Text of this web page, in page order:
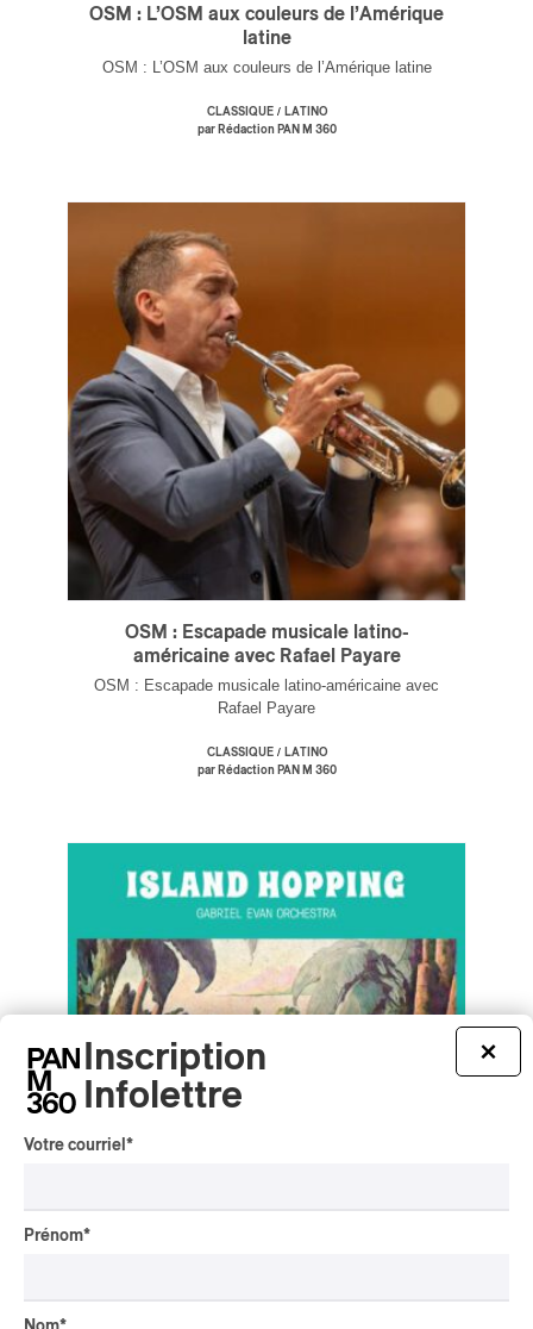
OSM : L’OSM aux couleurs de l’Amérique
latine
OSM : L’OSM aux couleurs de l’Amérique latine
CLASSIQUE/ LATINO
par Rédaction PAN M 360
OSM : Escapade musicale latino-
américaine avec Rafael Payare
OSM : Escapade musicale latino-américaine avec
Rafael Payare
CLASSIQUE/ LATINO
par Rédaction PAN M 360
Gabriel Evan Orchestra – Island Hopping
×
Inscription
Infolettre
Votre courriel *
Prénom*